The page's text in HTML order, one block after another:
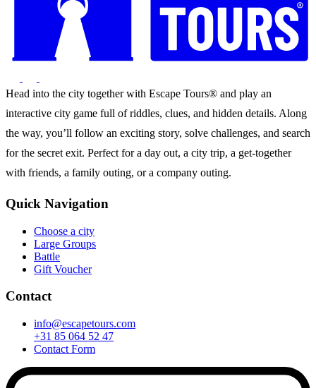
Head into the city together with Escape Tours® and play an
interactive city game full of riddles, clues, and hidden details. Along
the way, you’ll follow an exciting story, solve challenges, and search
for the secret exit. Perfect for a day out, a city trip, a get-together
with friends, a family outing, or a company outing.
Quick Navigation
Choose a city
Large Groups
Battle
Gift Voucher
Contact
info@escapetours.com
+31 85 064 52 47
Contact Form